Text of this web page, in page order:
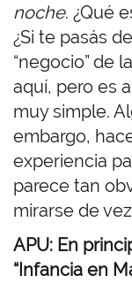
noche. ¿Qué
¿Si te pasás
“negocio” de
aquí, pero es
muy simple.
embargo,
experiencia
parece tan
mirarse de
APU: En
“Infancia en